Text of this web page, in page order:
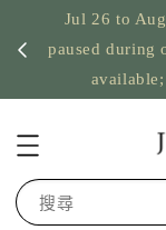
Jul 26 to
paused during
搜尋